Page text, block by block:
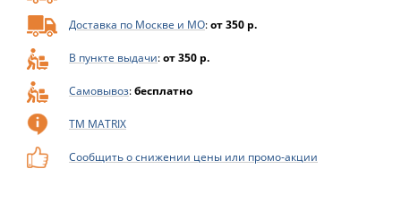
Доставка по Москве и МО:от 350 р.
В пункте выдачи:от 350 р.
Самовывоз:бесплатно
ТМ MATRIX
Сообщить о снижении цены или промо-акции